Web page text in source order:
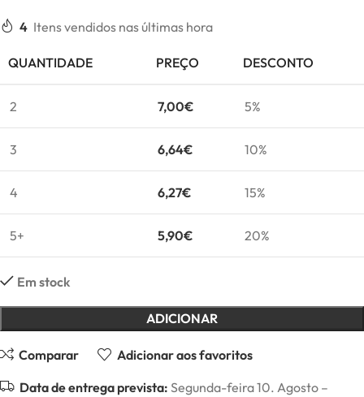
4 Itens vendidos nas últimas hora
QUANTIDADE PREÇO DESCONTO
2 7,00€ 5%
3 6,64€ 10%
4 6,27€ 15%
5+ 5,90€ 20%
Em stock
ADICIONAR
Comparar Adicionar aos favoritos
Data de entrega prevista: Segunda-feira 10. Agosto –